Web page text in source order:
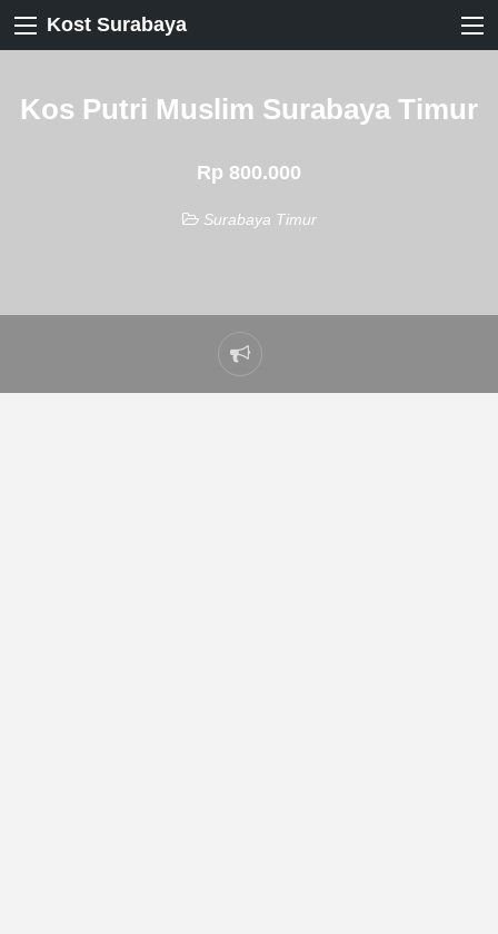
Kost Surabaya
Kos Putri Muslim Surabaya Timur
Rp 800.000
Surabaya Timur
Laporkan
masalah